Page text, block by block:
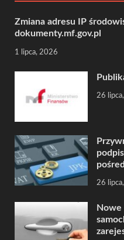
Zmiana adresu IP
dokumenty.mf.gov.pl
1 lipca, 2026
26
26
Nowe